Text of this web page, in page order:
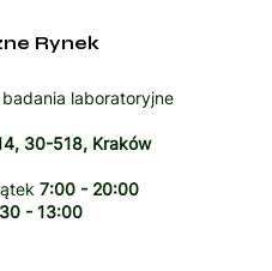
Rynek
laboratoryjne
30-518, Kraków
7:00 - 20:00
- 13:00